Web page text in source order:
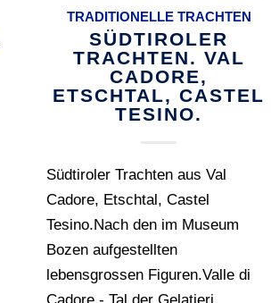
TRADITIONELLE TRACHTEN
SÜDTIROLER
TRACHTEN. VAL
CADORE,
ETSCHTAL, CASTEL
TESINO.
Südtiroler Trachten aus Val
Cadore, Etschtal, Castel
Tesino.Nach den im Museum
Bozen aufgestellten
lebensgrossen Figuren.Valle di